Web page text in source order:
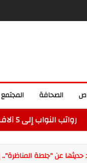
المجتمع الصحافة
رواتب النواب إلى 5 آلاف دولار شهرياً... فكيف أقرّت الزيادة؟
حديثها عن "جلطة المناظرة"..